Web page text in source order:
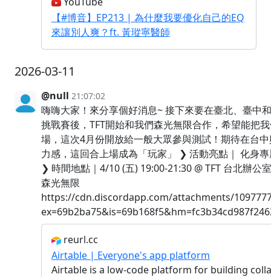
【#博音】EP213 | 為什麼我要優化自己的EQ
來讓別人爽？ft. 黃瑽寧醫師
2026-03-11
@null 21:07:02
嗨嗨大家！來分享個好消息~ 接下來要在臺北、臺中
挑戰賽後，TFT開始和我們森光無限合作，希望能把
場，這次4月份開放給一般大眾參與測試！期待在台
力感，這回合上場成為「玩家」 ❯ 活動亮點｜ 化身
❯ 時間地點｜4/10 (五) 19:00-21:30 @ TFT 台北辦
森光無限
https://cdn.discordapp.com/attachments/
reurl.cc
Airtable | Everyone's app platform
Airtable is a low-code platform for building